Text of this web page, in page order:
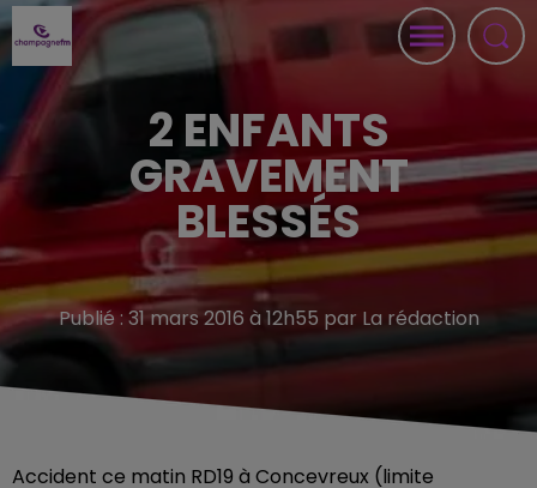
2 ENFANTS
GRAVEMENT
BLESSÉS
Publié : 31 mars 2016 à 12h55 par La rédaction
Accident ce matin RD19 à Concevreux (limite